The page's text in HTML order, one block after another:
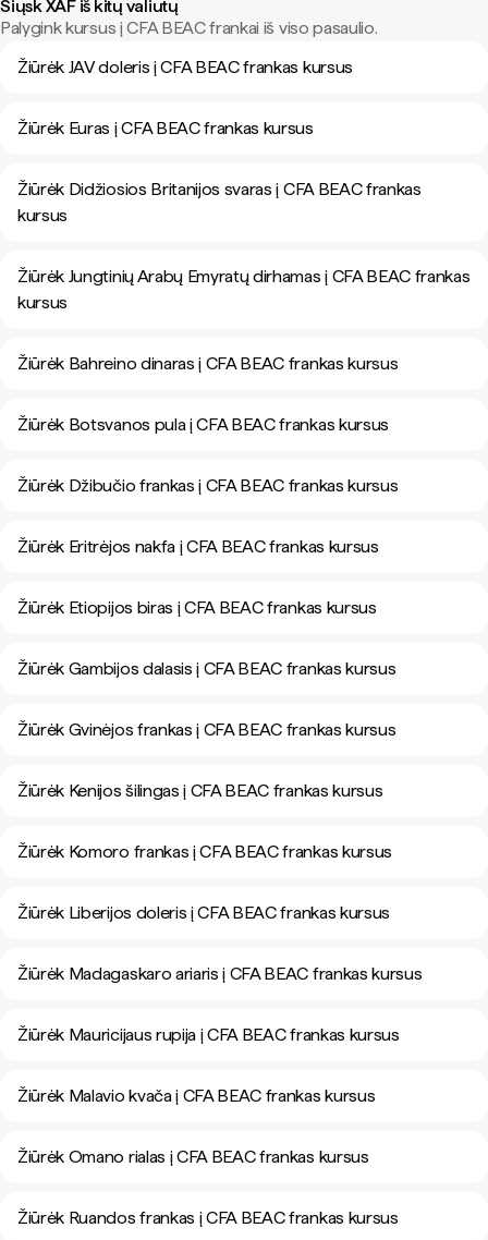
Siųsk XAF iš kitų valiutų
Palygink kursus į CFA BEAC frankai iš viso pasaulio.
Žiūrėk JAV doleris į CFA BEAC frankas kursus
Žiūrėk Euras į CFA BEAC frankas kursus
Žiūrėk Didžiosios Britanijos svaras į CFA BEAC frankas
kursus
Žiūrėk Jungtinių Arabų Emyratų dirhamas į CFA BEAC frankas
kursus
Žiūrėk Bahreino dinaras į CFA BEAC frankas kursus
Žiūrėk Botsvanos pula į CFA BEAC frankas kursus
Žiūrėk Džibučio frankas į CFA BEAC frankas kursus
Žiūrėk Eritrėjos nakfa į CFA BEAC frankas kursus
Žiūrėk Etiopijos biras į CFA BEAC frankas kursus
Žiūrėk Gambijos dalasis į CFA BEAC frankas kursus
Žiūrėk Gvinėjos frankas į CFA BEAC frankas kursus
Žiūrėk Kenijos šilingas į CFA BEAC frankas kursus
Žiūrėk Komoro frankas į CFA BEAC frankas kursus
Žiūrėk Liberijos doleris į CFA BEAC frankas kursus
Žiūrėk Madagaskaro ariaris į CFA BEAC frankas kursus
Žiūrėk Mauricijaus rupija į CFA BEAC frankas kursus
Žiūrėk Malavio kvača į CFA BEAC frankas kursus
Žiūrėk Omano rialas į CFA BEAC frankas kursus
Žiūrėk Ruandos frankas į CFA BEAC frankas kursus